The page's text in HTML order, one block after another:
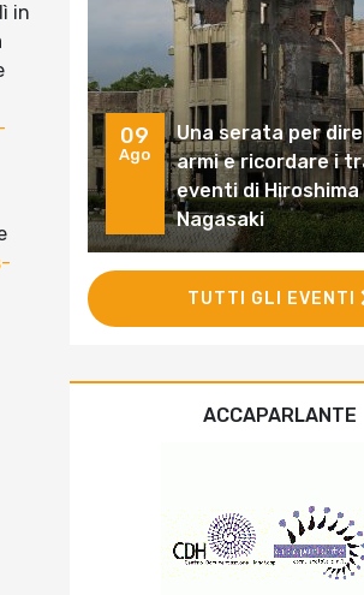
in
09
Ago
Una serata per
armi e ricordare i
eventi di Hiroshima
Nagasaki
TUTTI GLI EVENTI
ACCAPARLANTE